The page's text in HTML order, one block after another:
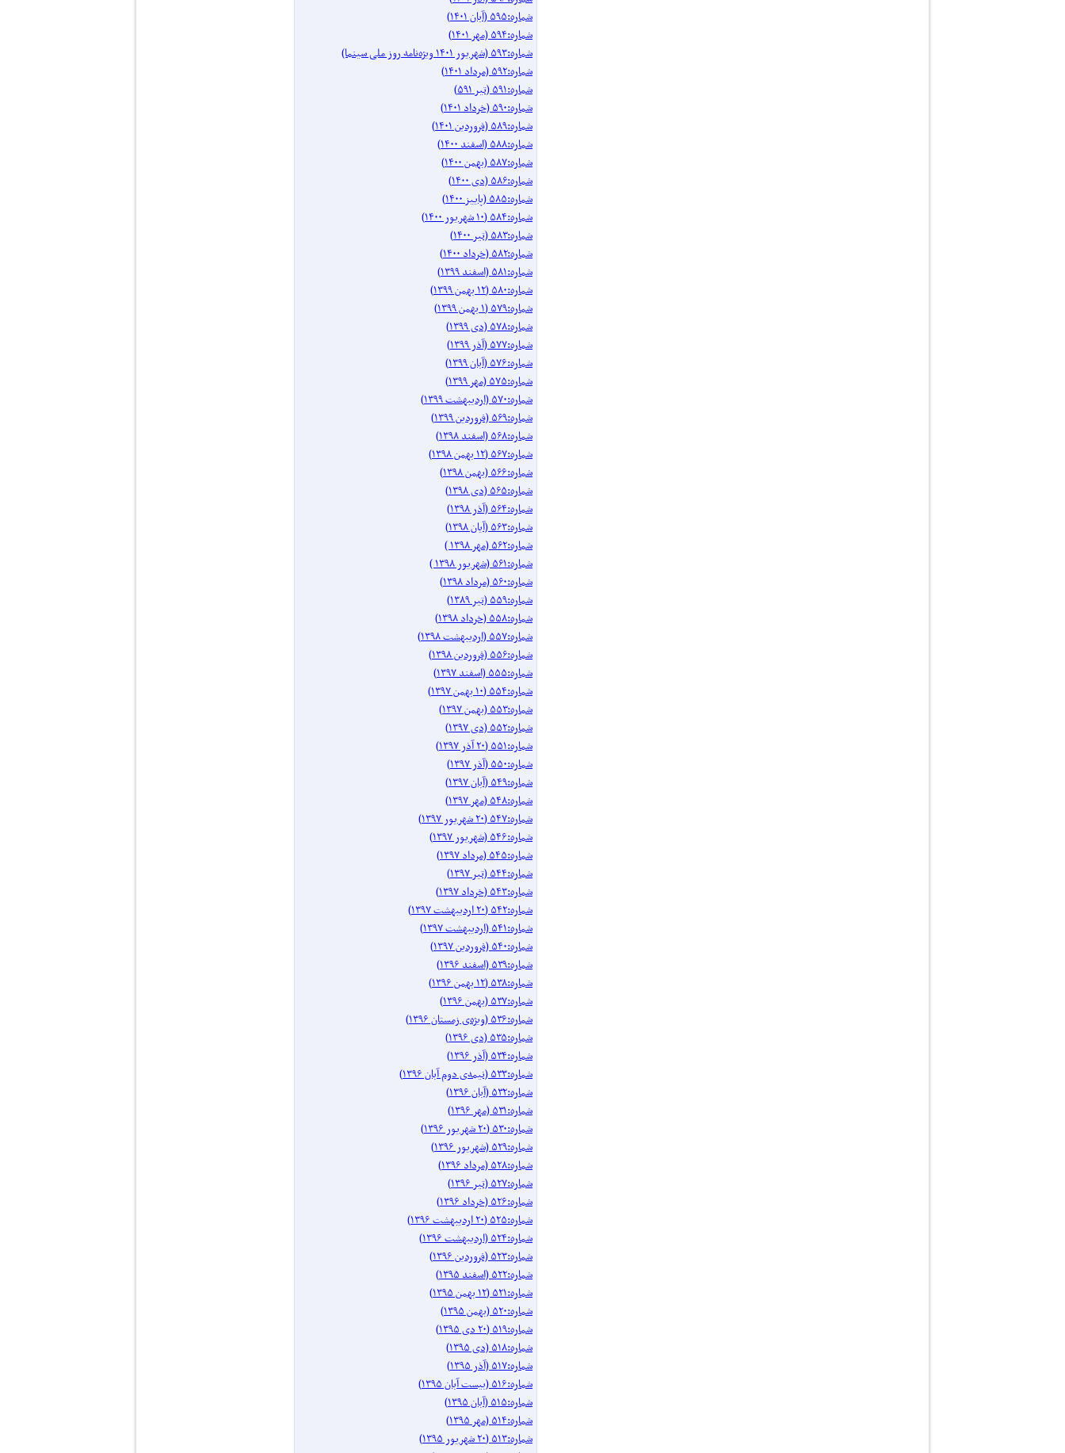
شماره:۵۹۵ (آبان ۱۴۰۱)
شماره:۵۹۴ (مهر ۱۴۰۱)
شماره:۵۹۳ (شهریور ۱۴۰۱ ویژه‌نامه روز ملی سینما)
شماره:۵۹۲ (مرداد ۱۴۰۱)
شماره:۵۹۱ (تیر ۵۹۱)
شماره:۵۹۰ (خرداد ۱۴۰۱)
شماره:۵۸۹ (فروردین ۱۴۰۱)
شماره:۵۸۸ (اسفند ۱۴۰۰)
شماره:۵۸۷ (بهمن ۱۴۰۰)
شماره:۵۸۶ (دی ۱۴۰۰)
شماره:۵۸۵ (پاییز ۱۴۰۰)
شماره:۵۸۴ (۱۰ شهریور ۱۴۰۰)
شماره:۵۸۳ (تیر ۱۴۰۰)
شماره:۵۸۲ (خرداد ۱۴۰۰)
شماره:۵۸۱ (اسفند ۱۳۹۹)
شماره:۵۸۰ (۱۲ بهمن ۱۳۹۹)
شماره:۵۷۹ (۱ بهمن ۱۳۹۹)
شماره:۵۷۸ (دی ۱۳۹۹)
شماره:۵۷۷ (آذر ۱۳۹۹)
شماره:۵۷۶ (آبان ۱۳۹۹)
شماره:۵۷۵ (مهر ۱۳۹۹)
شماره:۵۷۰ (اردیبهشت ۱۳۹۹)
شماره:۵۶۹ (فروردین ۱۳۹۹)
شماره:۵۶۸ (اسفند ۱۳۹۸)
شماره:۵۶۷ (۱۲ بهمن ۱۳۹۸)
شماره:۵۶۶ (بهمن ۱۳۹۸)
شماره:۵۶۵ (دی ۱۳۹۸)
شماره:۵۶۴ (آذر ۱۳۹۸)
شماره:۵۶۳ (آیان ۱۳۹۸)
شماره:۵۶۲ (مهر ۱۳۹۸ )
شماره:۵۶۱ (شهریور ۱۳۹۸ )
شماره:۵۶۰ (مرداد ۱۳۹۸)
شماره:۵۵۹ (تیر ۱۳۸۹)
شماره:۵۵۸ (خرداد ۱۳۹۸)
شماره:۵۵۷ (اردیبهشت ۱۳۹۸)
شماره:۵۵۶ (فروردین ۱۳۹۸)
شماره:۵۵۵ (اسفند ۱۳۹۷)
شماره:۵۵۴ (۱۰ بهمن ۱۳۹۷)
شماره:۵۵۳ (بهمن ۱۳۹۷)
شماره:۵۵۲ (دی ۱۳۹۷)
شماره:۵۵۱ (۲۰ آذر ۱۳۹۷)
شماره:۵۵۰ (آذر ۱۳۹۷)
شماره:۵۴۹ (آبان ۱۳۹۷)
شماره:۵۴۸ (مهر ۱۳۹۷)
شماره:۵۴۷ (۲۰ شهریور ۱۳۹۷)
شماره:۵۴۶ (شهریور ۱۳۹۷)
شماره:۵۴۵ (مرداد ۱۳۹۷)
شماره:۵۴۴ (تیر ۱۳۹۷)
شماره:۵۴۳ (خرداد ۱۳۹۷)
شماره:۵۴۲ (۲۰ اردیبهشت ۱۳۹۷)
شماره:۵۴۱ (اردیبهشت ۱۳۹۷)
شماره:۵۴۰ (فروردین ۱۳۹۷)
شماره:۵۳۹ (اسفند ۱۳۹۶)
شماره:۵۳۸ (۱۲ بهمن ۱۳۹۶)
شماره:۵۳۷ (بهمن ۱۳۹۶)
شماره:۵۳۶ (ویژه‌ی زمستان ۱۳۹۶)
شماره:۵۳۵ (دی ۱۳۹۶)
شماره:۵۳۴ (آذر ۱۳۹۶)
شماره:۵۳۳ (نیمه‌ی دوم آبان ۱۳۹۶)
شماره:۵۳۲ (آبان ۱۳۹۶)
شماره:۵۳۱ (مهر ۱۳۹۶)
شماره:۵۳۰ (۲۰ شهریور ۱۳۹۶)
شماره:۵۲۹ (شهریور ۱۳۹۶)
شماره:۵۲۸ (مرداد ۱۳۹۶)
شماره:۵۲۷ (تیر ۱۳۹۶)
شماره:۵۲۶ (خرداد ۱۳۹۶)
شماره:۵۲۵ (۲۰ اردیبهشت ۱۳۹۶)
شماره:۵۲۴ (اردیبهشت ۱۳۹۶)
شماره:۵۲۳ (فروردین ۱۳۹۶)
شماره:۵۲۲ (اسفند ۱۳۹۵)
شماره:۵۲۱ (۱۲ بهمن ۱۳۹۵)
شماره:۵۲۰ (بهمن ۱۳۹۵)
شماره:۵۱۹ (۲۰ دی ۱۳۹۵)
شماره:۵۱۸ (دی ۱۳۹۵)
شماره:۵۱۷ (آذر ۱۳۹۵)
شماره:۵۱۶ (بیست آبان ۱۳۹۵)
شماره:۵۱۵ (آبان ۱۳۹۵)
شماره:۵۱۴ (مهر ۱۳۹۵)
شماره:۵۱۳ (۲۰ شهریور ۱۳۹۵)